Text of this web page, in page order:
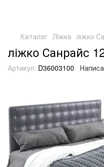
Каталог Ліжка ліжко
ліжко Санрайс
Артикул: D36003100